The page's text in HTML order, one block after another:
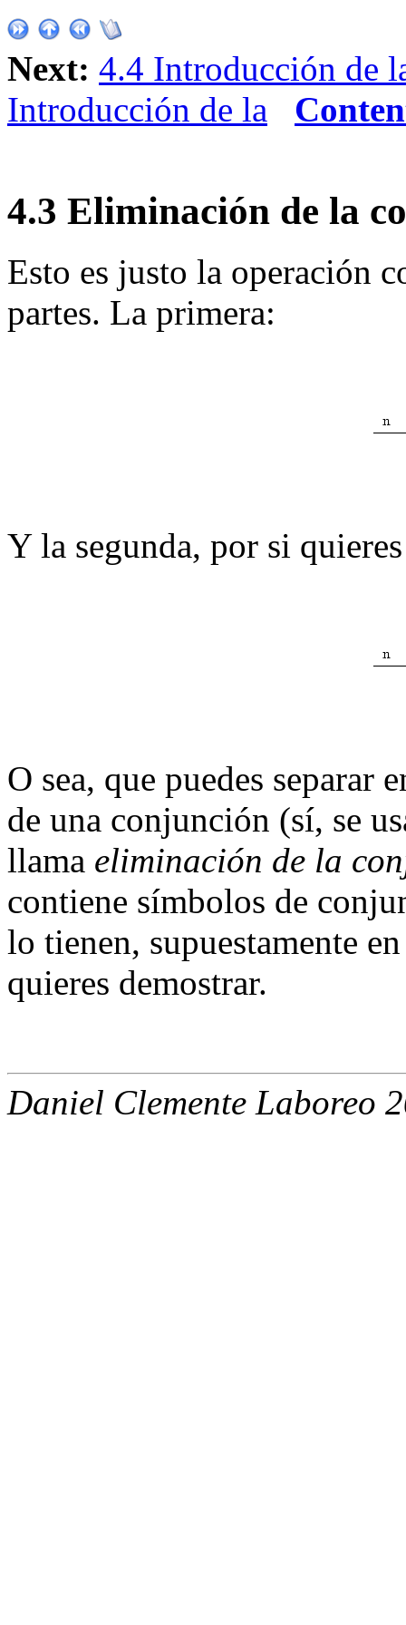
Next: 4.4 Introducción de
Introducción de la
4.3 Eliminación de la
Esto es justo la operación
partes. La primera:
Y la segunda, por si
O sea, que puedes separar
de una conjunción (sí, se
llama eliminación de la
contiene símbolos de
lo tienen, supuestamente
quieres demostrar.
Daniel Clemente Laboreo